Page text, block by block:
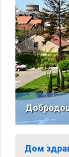
Дом